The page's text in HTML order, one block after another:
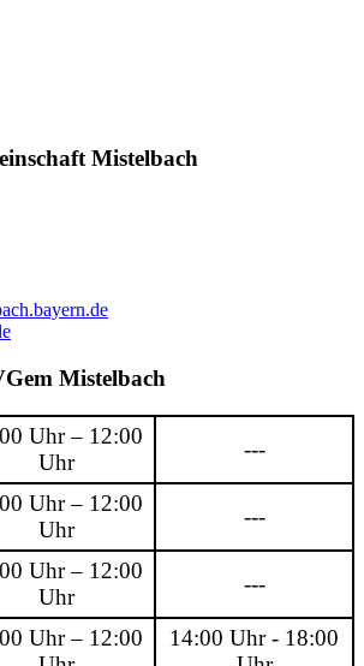
Mistelbach
Mistelbach
Uhr – 12:00
Uhr
---
Uhr – 12:00
Uhr
---
Uhr – 12:00
Uhr
---
Uhr – 12:00
14:00 Uhr - 18:00